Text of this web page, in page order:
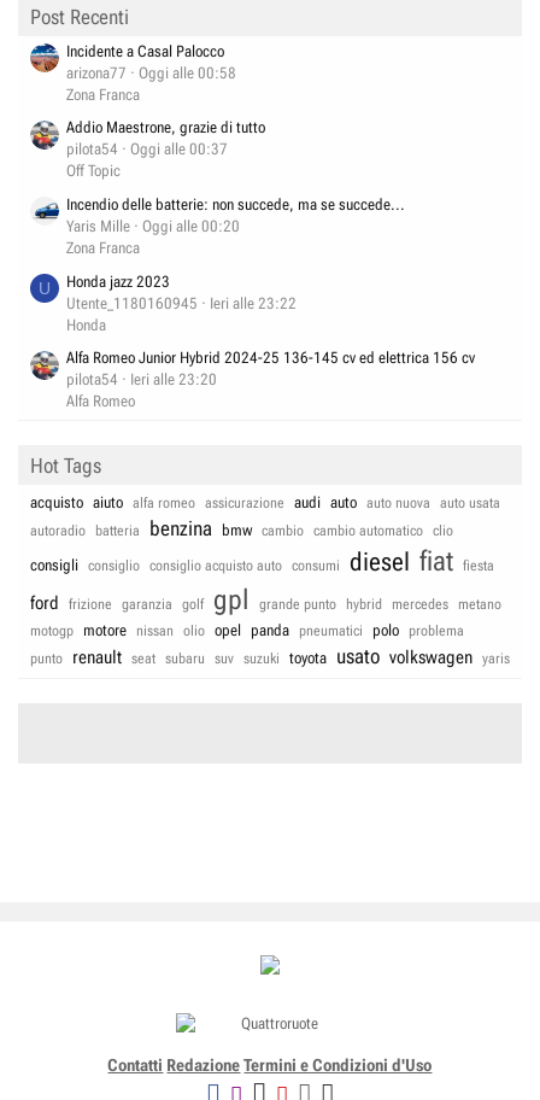
Post Recenti
Incidente a Casal Palocco
arizona77
Oggi alle 00:58
Zona Franca
Addio Maestrone, grazie di tutto
pilota54
Oggi alle 00:37
Off Topic
Incendio delle batterie: non succede, ma se succede...
Yaris Mille
Oggi alle 00:20
Zona Franca
U
Honda jazz 2023
Utente_1180160945
Ieri alle 23:22
Honda
Alfa Romeo Junior Hybrid 2024-25 136-145 cv ed elettrica 156 cv
pilota54
Ieri alle 23:20
Alfa Romeo
Hot Tags
acquisto aiuto alfa romeo assicurazione audi auto auto nuova
auto usata
autoradio
batteria benzina bmw cambio cambio automatico clio
consigli consiglio consiglio acquisto auto consumi diesel fiat fiesta
ford frizione garanzia golf gpl grande punto hybrid mercedes
metano
motogp
motore nissan olio opel panda pneumatici polo
problema
punto
renault seat subaru suv suzuki toyota usato volkswagen yaris
Contatti Redazione Termini e Condizioni d'Uso